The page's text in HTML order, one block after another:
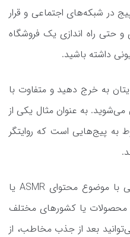
در شبکه‌های اجتماعی و قرار
حتی راه اندازی یک فروشگاه
داشته باشید.
به خرج دهید و متفاوت با
به عنوان مثال یکی از
به پیج‌هایی است که روایتگر
اصلاً چرا جای دور برویم؟ پیج‌هایی با موضوع محتوای ASMR یا
محصولات یا کشورهای مختلف
بعد از جذب مخاطب، از